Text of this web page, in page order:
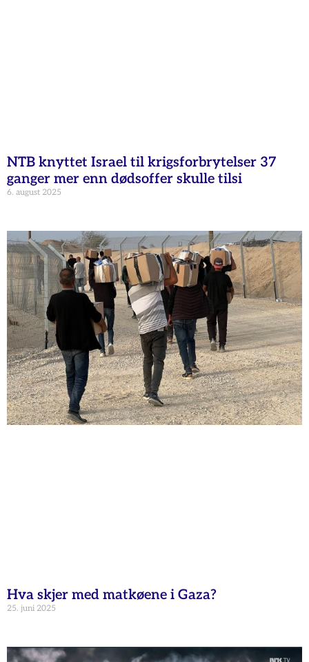
NTB knyttet Israel til krigsforbrytelser 37
ganger mer enn dødsoffer skulle tilsi
6. august 2025
Hva skjer med matkøene i Gaza?
25. juni 2025